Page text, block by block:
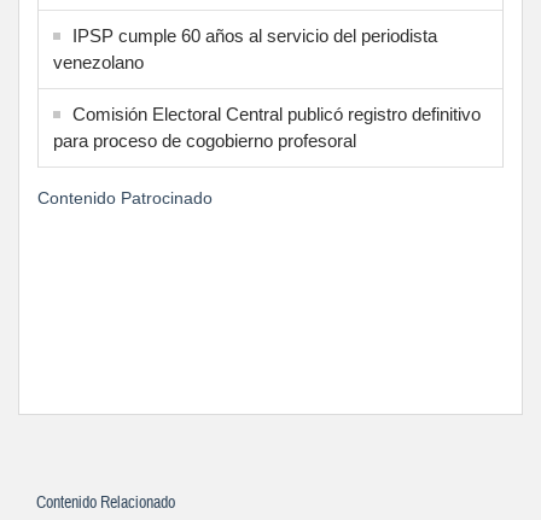
IPSP cumple 60 años al servicio del periodista
venezolano
Comisión Electoral Central publicó registro definitivo
para proceso de cogobierno profesoral
Contenido Patrocinado
Contenido Relacionado